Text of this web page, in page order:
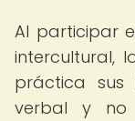
Al participar
intercultural,
práctica sus
verbal y no